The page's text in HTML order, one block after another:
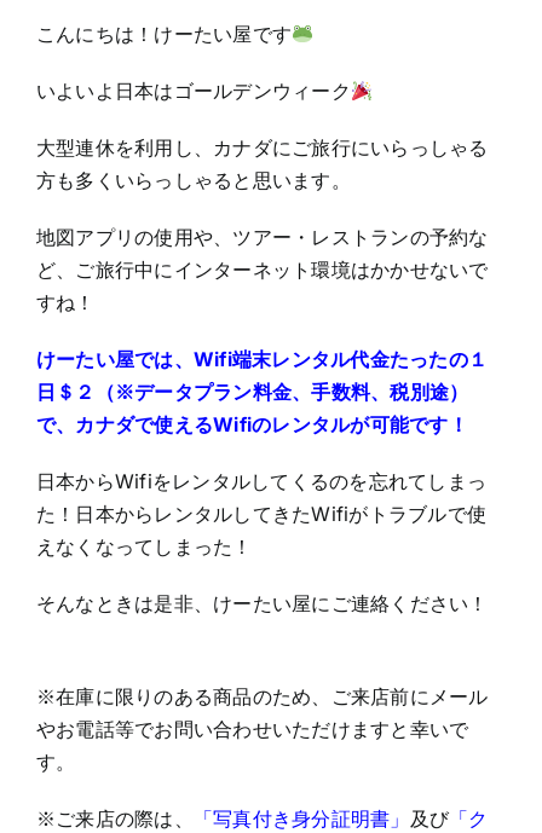
こんにちは！けーたい屋です
いよいよ日本はゴールデンウィーク
大型連休を利用し、カナダにご旅行にいらっしゃる
方も多くいらっしゃると思います。
地図アプリの使用や、ツアー・レストランの予約な
ど、ご旅行中にインターネット環境はかかせないで
すね！
けーたい屋では、Wifi端末レンタル代金たったの１
日＄２（※データプラン料金、手数料、税別途）
で、カナダで使えるWifiのレンタルが可能です！
日本からWifiをレンタルしてくるのを忘れてしまっ
た！日本からレンタルしてきたWifiがトラブルで使
えなくなってしまった！
そんなときは是非、けーたい屋にご連絡ください！
※在庫に限りのある商品のため、ご来店前にメール
やお電話等でお問い合わせいただけますと幸いで
す。
※ご来店の際は、 「写真付き身分証明書」 及び「ク